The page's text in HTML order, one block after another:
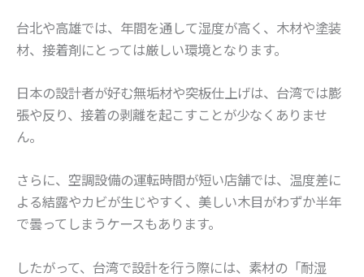
台北や高雄では、年間を通して湿度が高く、木材や塗装
材、接着剤にとっては厳しい環境となります。
日本の設計者が好む無垢材や突板仕上げは、台湾では膨
張や反り、接着の剥離を起こすことが少なくありませ
ん。
さらに、空調設備の運転時間が短い店舗では、温度差に
よる結露やカビが生じやすく、美しい木目がわずか半年
で曇ってしまうケースもあります。
したがって、台湾で設計を行う際には、素材の「耐湿